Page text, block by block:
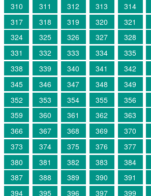
310
311 312 313 314
317
318 319 320 321
324
325 326 327 328
331
332 333 334 335
338
339 340 341 342
345
346 347 348 349
352
353 354 355 356
359
360 361 362 363
366
367 368 369 370
373
374 375 376 377
380
381 382 383 384
387
388 389 390 391
394
395 396 397 399